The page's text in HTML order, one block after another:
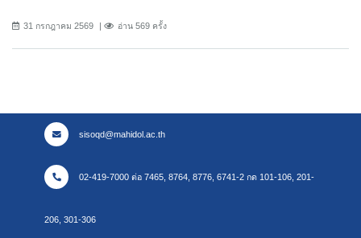
31 กรกฎาคม 2569 อ่าน 569 ครั้ง
sisoqd@mahidol.ac.th
02-419-7000 ต่อ 7465, 8764, 8776, 6741-2 กด 101-106, 201-
206, 301-306